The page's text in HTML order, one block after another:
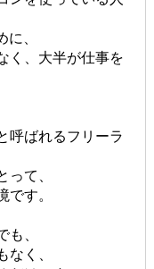
、
く、大半が仕事を
呼ばれるフリーラ
って、
です。
も、
なく、